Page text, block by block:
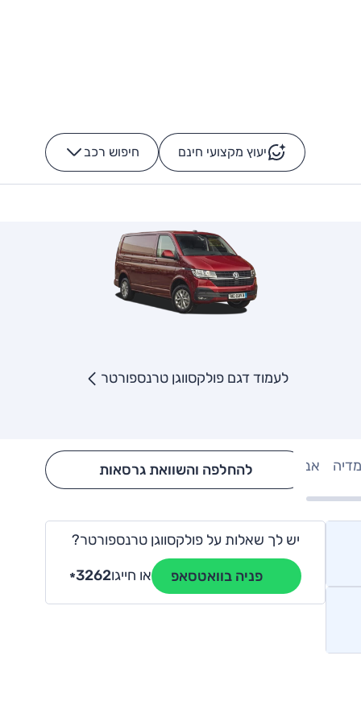
יעוץ מקצועי חינם חיפוש רכב -
לעמוד דגם פולקסווגן טרנספורטר
אבזור Hide config section
להחלפה והשוואת גרסאות
יש לך שאלות על פולקסווגן טרנספורטר?
פניה בוואטסאפ או חייגו *3262